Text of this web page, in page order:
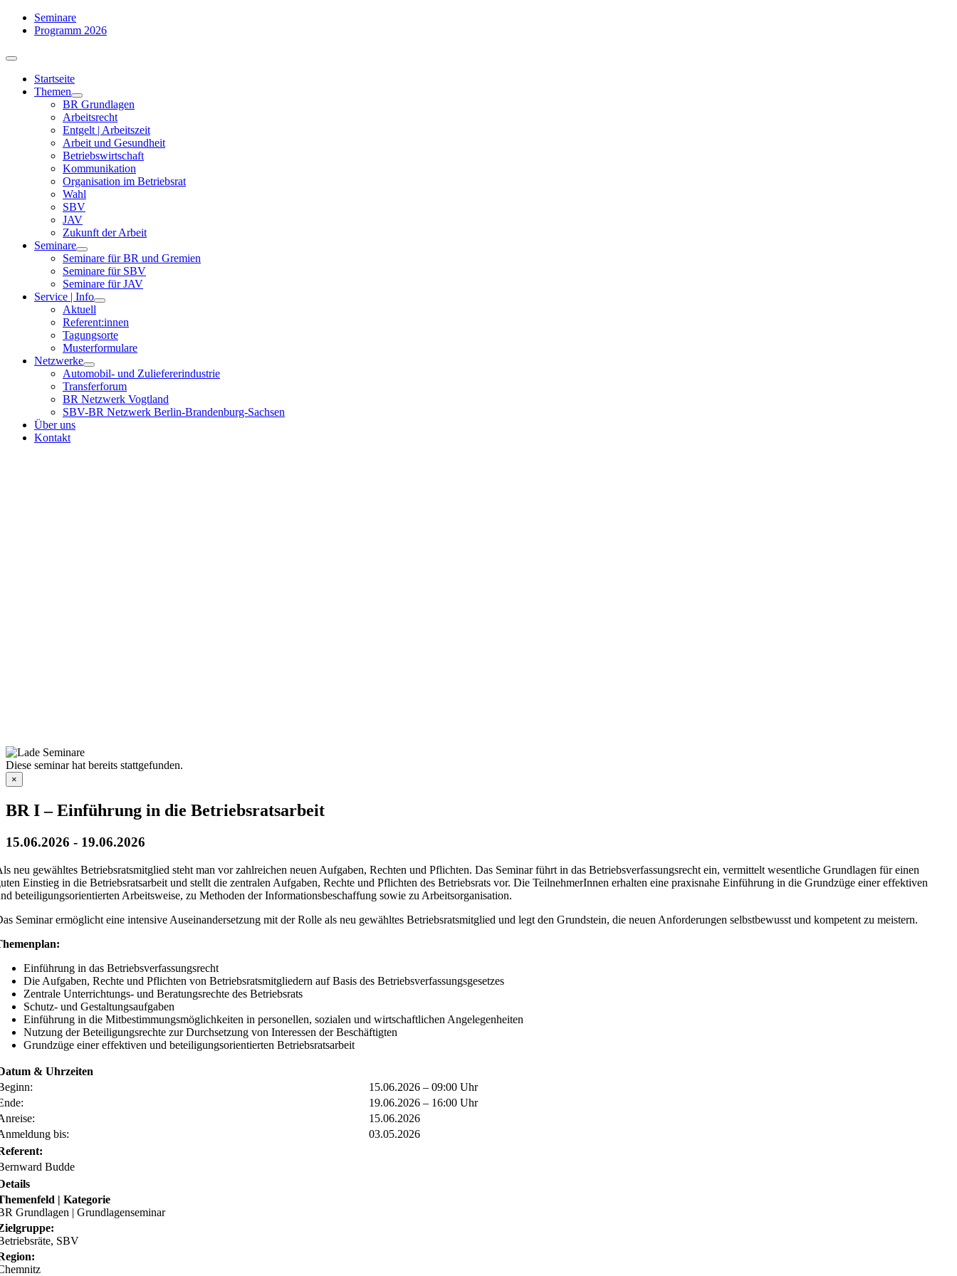
Zum
Inhalt
Seminare
Programm 2026
Toggle
NavigationStartseite
Themen
BR Grundlagen
Arbeits­recht
Entgelt | Arbeitszeit
Arbeit und Gesundheit
Betriebswirtschaft
Kommuni­kation
Organisation im Betriebsrat
Wahl
SBV
JAV
Zukunft der Arbeit
Seminare
Seminare für BR und Gremien
Seminare für SBV
Seminare für JAV
Service | Info
Aktuell
Referent:innen
Tagungsorte
Musterformulare
Netzwerke
Automobil- und Zuliefererindustrie
Transferforum
BR Netzwerk Vogtland
SBV-BR Netzwerk Berlin-Brandenburg-Sachsen
Über uns
Kontakt
Diese seminar hat bereits stattgefunden.
×
BR I – Einführung in die Betriebsratsarbeit
15.06.2026 - 19.06.2026
neu gewähltes Betriebsratsmitglied steht man vor zahlreichen neuen Aufgaben, Rechten und Pflichten. Das Seminar führt in das Betriebsverfassungsrecht ein, vermittelt wesentliche Grundlagen für einen
Einstieg in die Betriebsratsarbeit und stellt die zentralen Aufgaben, Rechte und Pflichten des Betriebsrats vor. Die TeilnehmerInnen erhalten eine praxisnahe Einführung in die Grundzüge einer effektiven
beteiligungsorientierten Arbeitsweise, zu Methoden der Informationsbeschaffung sowie zu Arbeitsorganisation.
Seminar ermöglicht eine intensive Auseinandersetzung mit der Rolle als neu gewähltes Betriebsratsmitglied und legt den Grundstein, die neuen Anforderungen selbstbewusst und kompetent zu meistern.
Einführung in das Betriebsverfassungsrecht
Die Aufgaben, Rechte und Pflichten von Betriebsratsmitgliedern auf Basis des Betriebsverfassungsgesetzes
Zentrale Unterrichtungs- und Beratungsrechte des Betriebsrats
Schutz- und Gestaltungsaufgaben
Einführung in die Mitbestimmungsmöglichkeiten in personellen, sozialen und wirtschaftlichen Angelegenheiten
Nutzung der Beteiligungsrechte zur Durchsetzung von Interessen der Beschäftigten
Grundzüge einer effektiven und beteiligungsorientierten Betriebsratsarbeit
& Uhrzeiten
15.06.2026 – 09:00 Uhr
19.06.2026 – 16:00 Uhr
15.06.2026
bis:
03.05.2026
Budde
| Kategorie
Grundlagen | Grundlagenseminar
SBV